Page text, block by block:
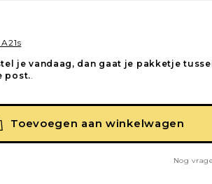
Nog
je vandaag, dan gaat je pakketje
post.
Toevoegen aan winkelwagen